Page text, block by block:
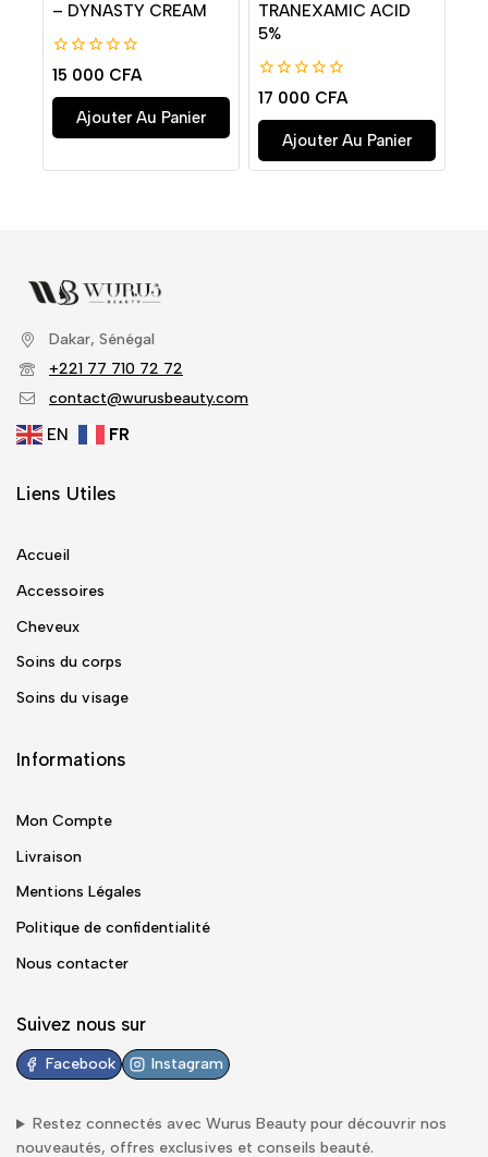
– DYNASTY CREAM
0
de
5
15 000 CFA
Ajouter Au Panier
TRANEXAMIC ACID
5%
0
de
5
17 000 CFA
Ajouter Au Panier
Dakar, Sénégal
+221 77 710 72 72
contact@wurusbeauty.com
EN FR
Liens Utiles
Accueil
Accessoires
Cheveux
Soins du corps
Soins du visage
Informations
Mon Compte
Livraison
Mentions Légales
Politique de confidentialité
Nous contacter
Suivez nous sur
Facebook Instagram
Restez connectés avec Wurus Beautypour découvrir nos
nouveautés, offres exclusives et conseils beauté.